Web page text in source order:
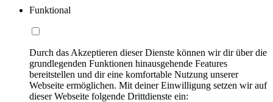
Funktional
Durch das Akzeptieren dieser Dienste können wir dir über die
grundlegenden Funktionen hinausgehende Features
bereitstellen und dir eine komfortable Nutzung unserer
Webseite ermöglichen. Mit deiner Einwilligung setzen wir auf
dieser Webseite folgende Drittdienste ein: